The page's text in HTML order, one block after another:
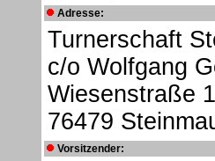
Adresse:
Turnerschaft
c/o Wolfgang
Wiesenstraße
76479
Vorsitzender: